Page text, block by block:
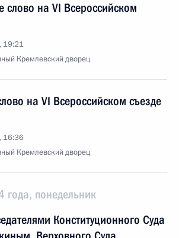
слово на VI Всероссийском
19:21
Кремлевский дворец
на VI Всероссийском съезде
16:36
Кремлевский дворец
понедельник
Конституционного Суда